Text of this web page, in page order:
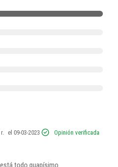
el 09-03-2023 Opinión verificada
todo guapísimo